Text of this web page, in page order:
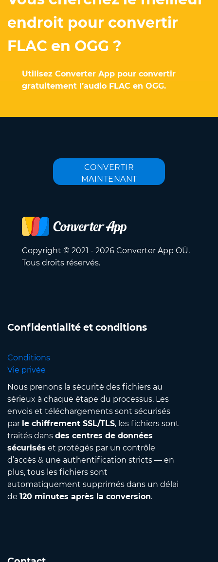
endroit pour convertir
FLAC en OGG ?
Utilisez Converter App pour convertir
gratuitement l’audio FLAC en OGG.
CONVERTIR
MAINTENANT
Copyright © 2021 - 2026 Converter App OÜ.
Tous droits réservés.
Confidentialité et conditions
Conditions
Vie privée
Nous prenons la sécurité des fichiers au
sérieux à chaque étape du processus. Les
envois et téléchargements sont sécurisés
par le chiffrement SSL/TLS, les fichiers sont
traités dans des centres de données
sécurisés et protégés par un contrôle
d’accès & une authentification stricts — en
plus, tous les fichiers sont
automatiquement supprimés dans un délai
de 120 minutes après la conversion.